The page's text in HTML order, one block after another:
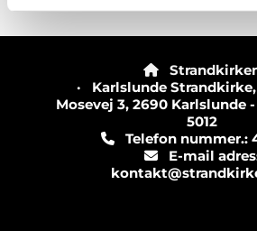

· Karlslunde
Mosevej 3, 2690 Karlslunde
5012
Telefon nummer.:
E-mail